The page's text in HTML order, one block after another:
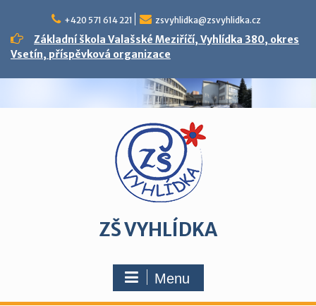
content
+420 571 614 221 zsvyhlidka@zsvyhlidka.cz
Základní škola Valašské Meziříčí, Vyhlídka 380, okres
Vsetín, příspěvková organizace
ZŠ VYHLÍDKA
Menu